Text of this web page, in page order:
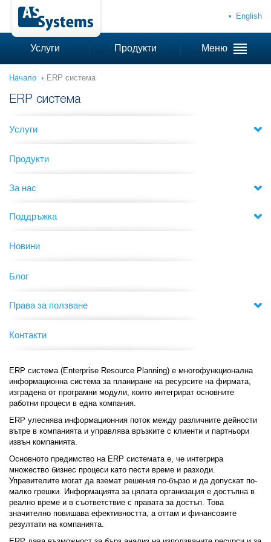
English
Услуги Продукти Меню
Начало ERP система
ERP система
Услуги
Продукти
За нас
Поддръжка
Новини
Блог
Права за ползване
Контакти
ERP система (Enterprise Resource Planning) е многофункционална
информационна система за планиране на ресурсите на фирмата,
изградена от програмни модули, които интегрират основните
работни процеси в една компания.
ERP улеснява информационния поток между различните дейности
вътре в компанията и управлява връзките с клиенти и партньори
извън компанията.
Основното предимство на ERP системата е, че интегрира
множество бизнес процеси като пести време и разходи.
Управителите могат да вземат решения по-бързо и да допускат по-
малко грешки. Информацията за цялата организация е достъпна в
реално време и в съответствие с правата за достъп. Това
значително повишава ефективността, а оттам и финансовите
резултати на компанията.